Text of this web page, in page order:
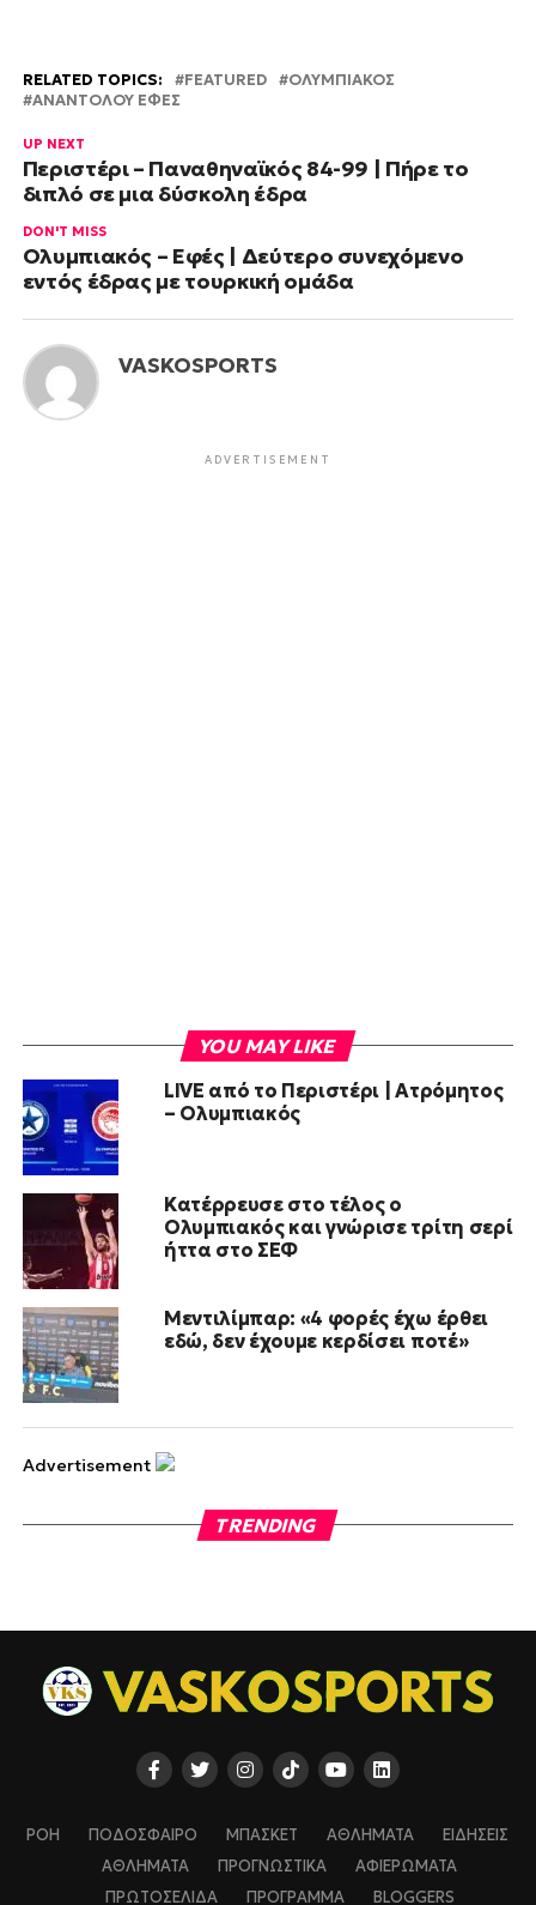
RELATED TOPICS: FEATURED
OΛΥΜΠΙΑΚΟΣ
ΑΝΑΝΤΟΛΟΥ ΕΦΕΣ
UP NEXT
Περιστέρι – Παναθηναϊκός 84-99 | Πήρε το
διπλό σε μια δύσκολη έδρα
DON'T MISS
Ολυμπιακός – Εφές | Δεύτερο συνεχόμενο
εντός έδρας με τουρκική ομάδα
VASKOSPORTS
ADVERTISEMENT
YOU MAY LIKE
LIVE από το Περιστέρι | Ατρόμητος
– Ολυμπιακός
Κατέρρευσε στο τέλος ο
Ολυμπιακός και γνώρισε τρίτη σερί
ήττα στο ΣΕΦ
Μεντιλίμπαρ: «4 φορές έχω έρθει
εδώ, δεν έχουμε κερδίσει ποτέ»
Advertisement
TRENDING
ΡΟΗ ΠΟΔΟΣΦΑΙΡΟ ΜΠΑΣΚΕΤ ΑΘΛΗΜΑΤΑ
ΕΙΔΗΣΕΙΣ
ΑΘΛΗΜΑΤΑ
ΠΡΟΓΝΩΣΤΙΚΑ
ΑΦΙΕΡΩΜΑΤΑ
ΠΡΩΤΟΣΕΛΙΔΑ
ΠΡΟΓΡΑΜΜΑ BLOGGERS